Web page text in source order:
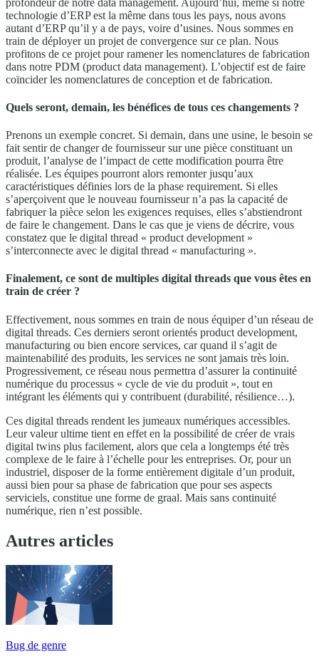
technologie d’ERP est la même dans tous les pays, nous avons
autant d’ERP qu’il y a de pays, voire d’usines. Nous sommes en
train de déployer un projet de convergence sur ce plan. Nous
profitons de ce projet pour ramener les nomenclatures de fabrication
dans notre PDM (product data management). L’objectif est de faire
coïncider les nomenclatures de conception et de fabrication.
Quels seront, demain, les bénéfices de tous ces changements ?
Prenons un exemple concret. Si demain, dans une usine, le besoin se
fait sentir de changer de fournisseur sur une pièce constituant un
produit, l’analyse de l’impact de cette modification pourra être
réalisée. Les équipes pourront alors remonter jusqu’aux
caractéristiques définies lors de la phase requirement. Si elles
s’aperçoivent que le nouveau fournisseur n’a pas la capacité de
fabriquer la pièce selon les exigences requises, elles s’abstiendront
de faire le changement. Dans le cas que je viens de décrire, vous
constatez que le digital thread « product development »
s’interconnecte avec le digital thread « manufacturing ».
Finalement, ce sont de multiples digital threads que vous êtes en
train de créer ?
Effectivement, nous sommes en train de nous équiper d’un réseau de
digital threads. Ces derniers seront orientés product development,
manufacturing ou bien encore services, car quand il s’agit de
maintenabilité des produits, les services ne sont jamais très loin.
Progressivement, ce réseau nous permettra d’assurer la continuité
numérique du processus « cycle de vie du produit », tout en
intégrant les éléments qui y contribuent (durabilité, résilience…).
Ces digital threads rendent les jumeaux numériques accessibles.
Leur valeur ultime tient en effet en la possibilité de créer de vrais
digital twins plus facilement, alors que cela a longtemps été très
complexe de le faire à l’échelle pour les entreprises. Or, pour un
industriel, disposer de la forme entièrement digitale d’un produit,
aussi bien pour sa phase de fabrication que pour ses aspects
serviciels, constitue une forme de graal. Mais sans continuité
numérique, rien n’est possible.
Autres articles
Bug de genre